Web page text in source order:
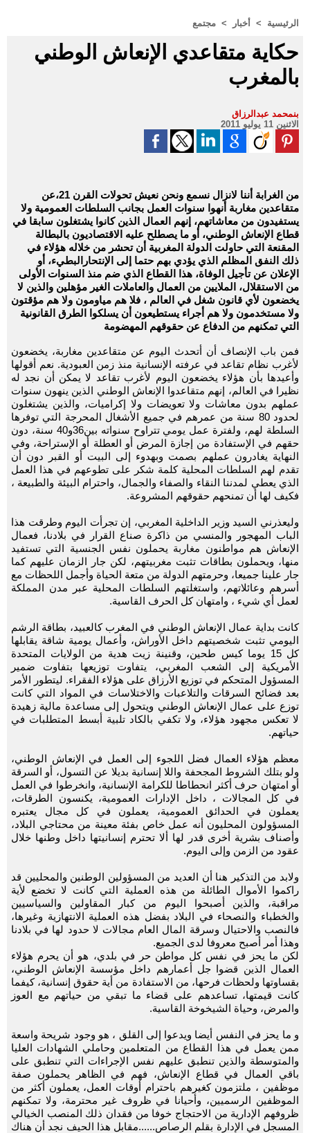
الرئيسية > أخبار > مجتمع
حكاية متقاعدي الإنعاش الوطني
بالمغرب
بنمحمد عبدالرزاق
الاثنين 11 يوليو 2011
من الغرابة أننا لانزال نسمع ونحن نعيش تحولات القرن 21،عن
متقاعدين مغاربة أنهوا سنوات العمل بجانب السلطات العمومية ولا
يستفيدون من معاشاتهم، إنهم العمال الذين كانوا يشتغلون سابقا في
قطاع الإنعاش الوطني، أو ما يصطلح عليه الاقتصاديون بالبطالة
المقنعة التي حاولت الدولة المغربية أن تحشر من خلاله هؤلاء في
ذلك النفق المظلم الذي يؤدي بهم حتما إلى الإنتحارالبطيء، أو
الإعلان عن تأجيل الوفاة، هذا القطاع الذي ضم منذ السنوات الأولى
من الاستقلال، الملايين من العمال والعاملات الغير مؤهلين والذين لا
يخضعون لأي قانون شغل في العالم ، فلا هم مياومون ولا هم مؤقتون
ولا مستخدمون ولا هم أجراء يستطيعون أن يسلكوا الطرق القانونية
التي تمكنهم من الدفاع عن حقوقهم المهضومة
فمن باب الإنصاف أن أتحدث اليوم عن متقاعدين مغاربة، يخضعون
لأغرب نظام تقاعد في عرفته الإنسانية منذ زمن العبودية. نعم أقولها
وأعيدها بأن هؤلاء يخضعون اليوم لأغرب تقاعد لا يمكن أن نجد له
نظيرا في العالم، إنهم متقاعدوا الإنعاش الوطني الذين ينهون سنوات
عملهم بدون معاشات ولا تعويضات ولا إكراميات، والذين يشتغلون
لحدود 80 سنة من عمرهم في جميع الأشغال المحرجة التي توفرها
السلطة لهم، ولفترة عمل يومي تتراوح سنواته بين36و40 سنة، دون
حقهم في الإستفادة من إجازة المرض أو العطلة أو الإستراحة، وفي
النهاية يغادرون عملهم بصمت وبهدوء إلى البيت أو القبر دون أن
تقدم لهم السلطات المحلية كلمة شكر على تطوعهم في هذا العمل
الذي يعطي لمدننا النقاء والصفاء والجمال، واحترام البيئة والطبيعة ،
فكيف لها أن تمنحهم حقوقهم المشروعة.
وليعذرني السيد وزير الداخلية المغربي، إن تجرأت اليوم وطرقت هذا
الباب المهجور والمنسي من ذاكرة صناع القرار في بلادنا، فعمال
الإنعاش هم مواطنون مغاربة يحملون نفس الجنسية التي تستفيد
منها، ويحملون بطاقات تثبت مغربيتهم، لكن جار الزمان عليهم كما
جار علينا جميعا، وحرمتهم الدولة من متعة الحياة وأجمل اللحظات مع
أسرهم وعائلاتهم، واستغلتهم السلطات المحلية عبر مدن المملكة
لعمل أي شيء ، وامتهان كل الحرف القاسية.
كانت بداية عمال الإنعاش الوطني في المغرب كالعبيد، بطاقة الرشم
اليومي تثبت شخصيتهم داخل الأوراش، وأعمال يومية شاقة يقابلها
كل 15 يوما كيس طحين، وقنينة زيت هدية من الولايات المتحدة
الأمريكية إلى الشعب المغربي، يتفاوت توزيعها بتفاوت ضمير
المسؤول المتحكم في توزيع الأرزاق على هؤلاء الفقراء. ليتطور الأمر
بعد فضائح السرقات والتلاعبات والاختلاسات في المواد التي كانت
توزع على عمال الإنعاش الوطني ويتحول إلى مساعدة مالية زهيدة
لا تعكس مجهود هؤلاء، ولا تكفي بالكاد تلبية أبسط المتطلبات في
حياتهم.
معظم هؤلاء العمال فضل اللجوء إلى العمل في الإنعاش الوطني،
ولو بتلك الشروط المجحفة واللا إنسانية بديلا عن التسول، أو السرقة
أو امتهان حرف أكثر انحطاطا للكرامة الإنسانية، وانخرطوا في العمل
في كل المجالات ، داخل الإدارات العمومية، يكنسون الطرقات،
يعملون في الحدائق العمومية، يعملون في كل مجال يعتبره
المسؤولون المحليون أنه عمل خاص بفئة معينة من محتاجي البلاد،
وأصناف بشرية أخرى قدر لها ألا تحترم إنسانيتها داخل وطنها خلال
عقود من الزمن وإلى اليوم.
ولابد من التذكير هنا أن العديد من المسؤولين الوطنين والمحليين قد
راكموا الأموال الطائلة من هذه العملية التي كانت لا تخضع لأية
مراقبة، والذين أصبحوا اليوم من كبار المقاولين والسياسيين
والخطباء والنصحاء في البلاد بفضل هذه العملية الانتهازية وغيرها،
فالنصب والاحتيال وسرقة المال العام مجالات لا حدود لها في بلادنا
وهذا أمر أصبح معروفا لدى الجميع.
لكن ما يحز في نفس كل مواطن حر في بلدي، هو أن يحرم هؤلاء
العمال الذين قضوا جل أعمارهم داخل مؤسسة الإنعاش الوطني،
بقساوتها ولحظات فرحها، من الاستفادة من أية حقوق إنسانية، كيفما
كانت قيمتها، تساعدهم على قضاء ما تبقي من حياتهم مع العوز
والمرض، وحياة الشيخوخة القاسية.
و ما يحز في النفس أيضا ويدعوا إلى القلق ، هو وجود شريحة واسعة
ممن يعمل في هذا القطاع من المتعلمين وحاملي الشهادات العليا
والمتوسطة والذين تنطبق عليهم نفس الإجراءات التي تنطبق على
باقي العمال في قطاع الإنعاش، فهم في الظاهر يحملون صفة
موظفين ، ملتزمون كغيرهم باحترام أوقات العمل، يعملون أكثر من
الموظفين الرسميين، وأحيانا في ظروف غير محترمة، ولا تمكنهم
ظروفهم الإدارية من الاحتجاج خوفا من فقدان ذلك المنصب الخيالي
المسجل في الإدارة بقلم الرصاص......مقابل هذا الحيف نجد أن هناك